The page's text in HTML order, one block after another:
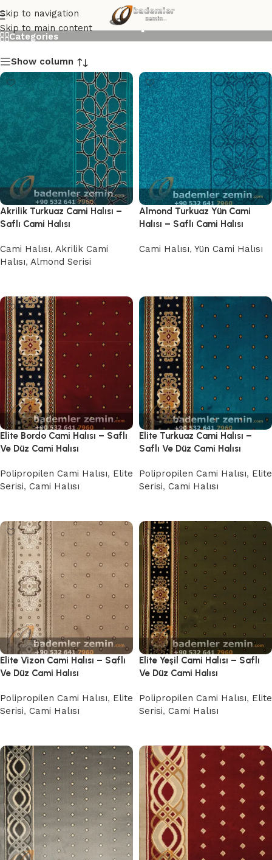
Skip to navigation
Skip to main content
Cami Halısı Kaplama
Categories
Show column
Akrilik Turkuaz Cami Halısı –
Saflı Cami Halısı
Cami Halısı, Akrilik Cami
Halısı, Almond Serisi
Almond Turkuaz Yün Cami
Halısı – Saflı Cami Halısı
Cami Halısı, Yün Cami Halısı
Elite Bordo Cami Halısı – Saflı
Ve Düz Cami Halısı
Polipropilen Cami Halısı, Elite
Serisi, Cami Halısı
Elite Turkuaz Cami Halısı –
Saflı Ve Düz Cami Halısı
Polipropilen Cami Halısı, Elite
Serisi, Cami Halısı
Elite Vizon Cami Halısı – Saflı
Ve Düz Cami Halısı
Polipropilen Cami Halısı, Elite
Serisi, Cami Halısı
Elite Yeşil Cami Halısı – Saflı
Ve Düz Cami Halısı
Polipropilen Cami Halısı, Elite
Serisi, Cami Halısı